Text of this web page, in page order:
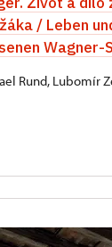
/ Leben
Wagner-
Rund, Lubomír